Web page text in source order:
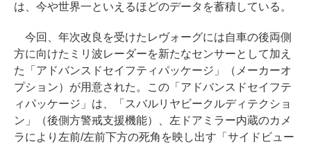
は、今や世界一といえるほどのデータを蓄積している。
今回、年次改良を受けたレヴォーグには自車の後両側
方に向けたミリ波レーダーを新たなセンサーとして加え
た「アドバンスドセイフティパッケージ」（メーカーオ
プション）が用意された。この「アドバンスドセイフテ
ィパッケージ」は、「スバルリヤビークルディテクショ
ン」（後側方警戒支援機能）、左ドアミラー内蔵のカメ
ラにより左前/左前下方の死角を映し出す「サイドビュー